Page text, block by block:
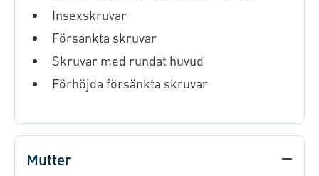
Insexskruvar
Försänkta skruvar
Skruvar med rundat huvud
Förhöjda försänkta skruvar
Mutter